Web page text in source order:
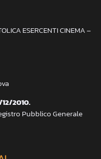
ESERCENTI CINEMA –
2010.
Pubblico Generale